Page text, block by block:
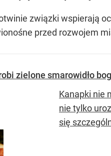
związki wspierają
przed rozwojem
zielone smarowidło
Kanapki nie
nie tylko
się